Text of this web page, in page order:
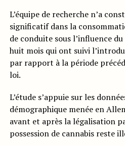
L’équipe de recherche n’a
significatif dans la
de conduite sous l’influence
huit mois qui ont suivi
par rapport à la période
loi.
L’étude s’appuie sur les
démographique menée en
avant et après la légalisation
possession de cannabis reste